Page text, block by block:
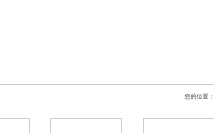
您的位置：